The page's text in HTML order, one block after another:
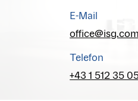
E-Mail
office@isg.com
Telefon
+43 1 512 35